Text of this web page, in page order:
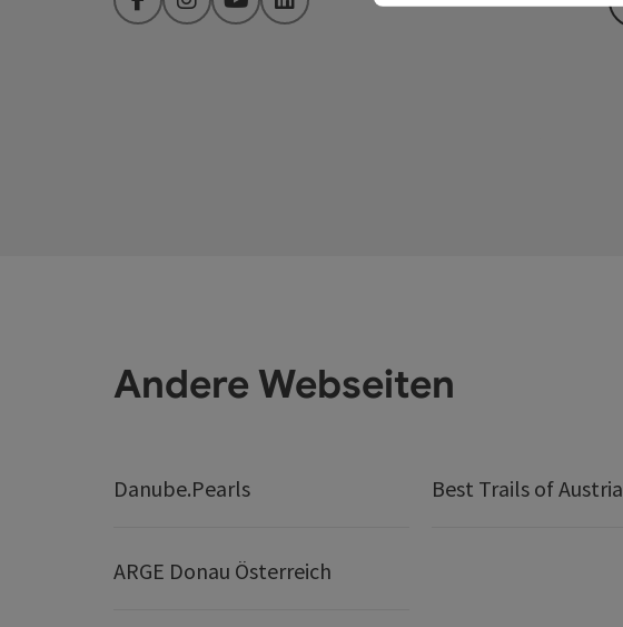
FacebookInstagramYouTubeLinkedIn
Andere Webseiten
Danube.Pearls Best Trails of Austria
ARGE Donau Österreich